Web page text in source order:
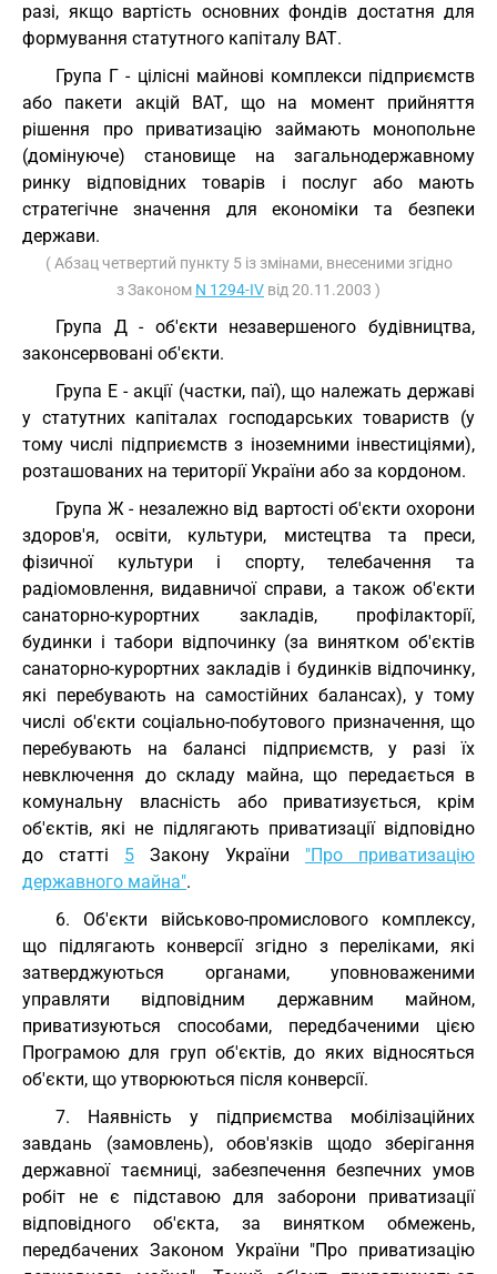
разі, якщо вартість основних фондів достатня для
формування статутного капіталу ВАТ.
Група Г - цілісні майнові комплекси підприємств
або пакети акцій ВАТ, що на момент прийняття
рішення про приватизацію займають монопольне
(домінуюче) становище на загальнодержавному
ринку відповідних товарів і послуг або мають
стратегічне значення для економіки та безпеки
держави.
( Абзац четвертий пункту 5 із змінами, внесеними згідно
з Законом N 1294-IV від 20.11.2003 )
Група Д - об'єкти незавершеного будівництва,
законсервовані об'єкти.
Група Е - акції (частки, паї), що належать державі
у статутних капіталах господарських товариств (у
тому числі підприємств з іноземними інвестиціями),
розташованих на території України або за кордоном.
Група Ж - незалежно від вартості об'єкти охорони
здоров'я, освіти, культури, мистецтва та преси,
фізичної культури і спорту, телебачення та
радіомовлення, видавничої справи, а також об'єкти
санаторно-курортних закладів, профілакторії,
будинки і табори відпочинку (за винятком об'єктів
санаторно-курортних закладів і будинків відпочинку,
які перебувають на самостійних балансах), у тому
числі об'єкти соціально-побутового призначення, що
перебувають на балансі підприємств, у разі їх
невключення до складу майна, що передається в
комунальну власність або приватизується, крім
об'єктів, які не підлягають приватизації відповідно
до статті 5 Закону України "Про приватизацію
державного майна".
6. Об'єкти військово-промислового комплексу,
що підлягають конверсії згідно з переліками, які
затверджуються органами, уповноваженими
управляти відповідним державним майном,
приватизуються способами, передбаченими цією
Програмою для груп об'єктів, до яких відносяться
об'єкти, що утворюються після конверсії.
7. Наявність у підприємства мобілізаційних
завдань (замовлень), обов'язків щодо зберігання
державної таємниці, забезпечення безпечних умов
робіт не є підставою для заборони приватизації
відповідного об'єкта, за винятком обмежень,
передбачених Законом України "Про приватизацію